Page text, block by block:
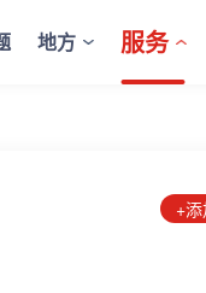
地方 服务
+